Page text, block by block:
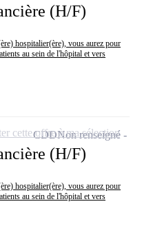
(H/F)
hospitalier(ère), vous aurez pour
au sein de l'hôpital et vers
(H/F)
hospitalier(ère), vous aurez pour
au sein de l'hôpital et vers
CDDNon renseigné
cette offre à ma sélection